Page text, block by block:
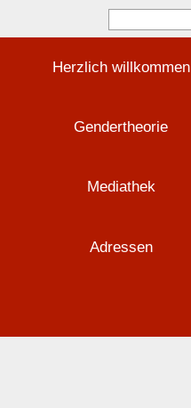
Herzlich willkommen
Gendertheorie
Mediathek
Adressen